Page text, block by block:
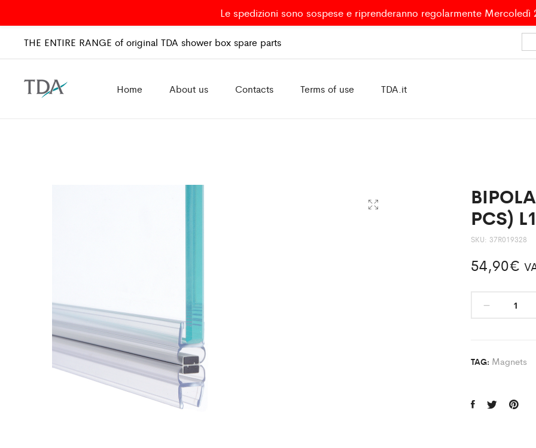
THE ENTIRE RANGE of original TDA shower box spare parts
Home About us Contacts Terms of use TDA.it
PCS)
SKU: 37R019328
54,90€
TAG: Magnets
Le spedizioni sono sospese e riprenderanno regolarmente Mercoledì